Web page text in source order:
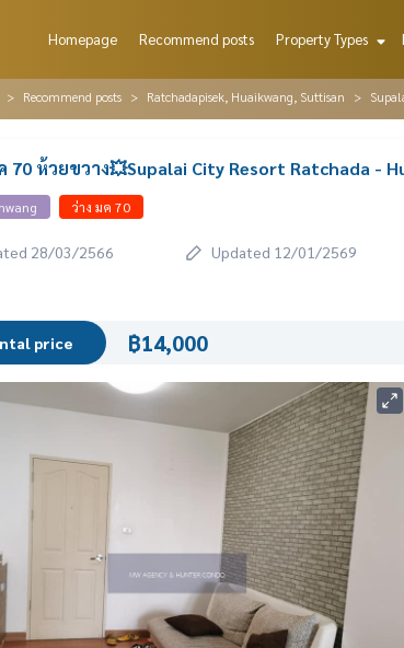
Homepage Recommend posts Property Types
Recommend posts Ratchadapisek, Huaikwang, Suttisan
70 ห้วยขวาง💥Supalai City Resort Ratchada -
ว่าง มค 70
28/03/2566 Updated 12/01/2569
price ฿14,000